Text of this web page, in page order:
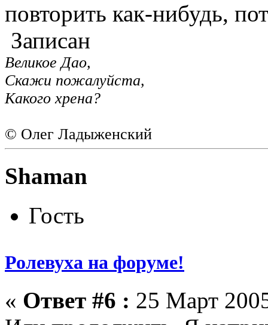
повторить как-нибудь,
Записан
Великое Дао,
Скажи пожалуйста,
Какого хрена?
© Олег Ладыженский
Shaman
Гость
Ролевуха на форуме!
« Ответ #6 : 25 Март